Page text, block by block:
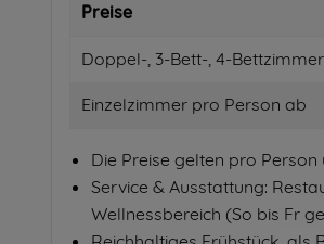
Preise
Doppel-, 3-Bett-, 4-
Einzelzimmer pro Person ab
Die Preise gelten pro
Service & Ausstattung:
Wellnessbereich (So bis Fr